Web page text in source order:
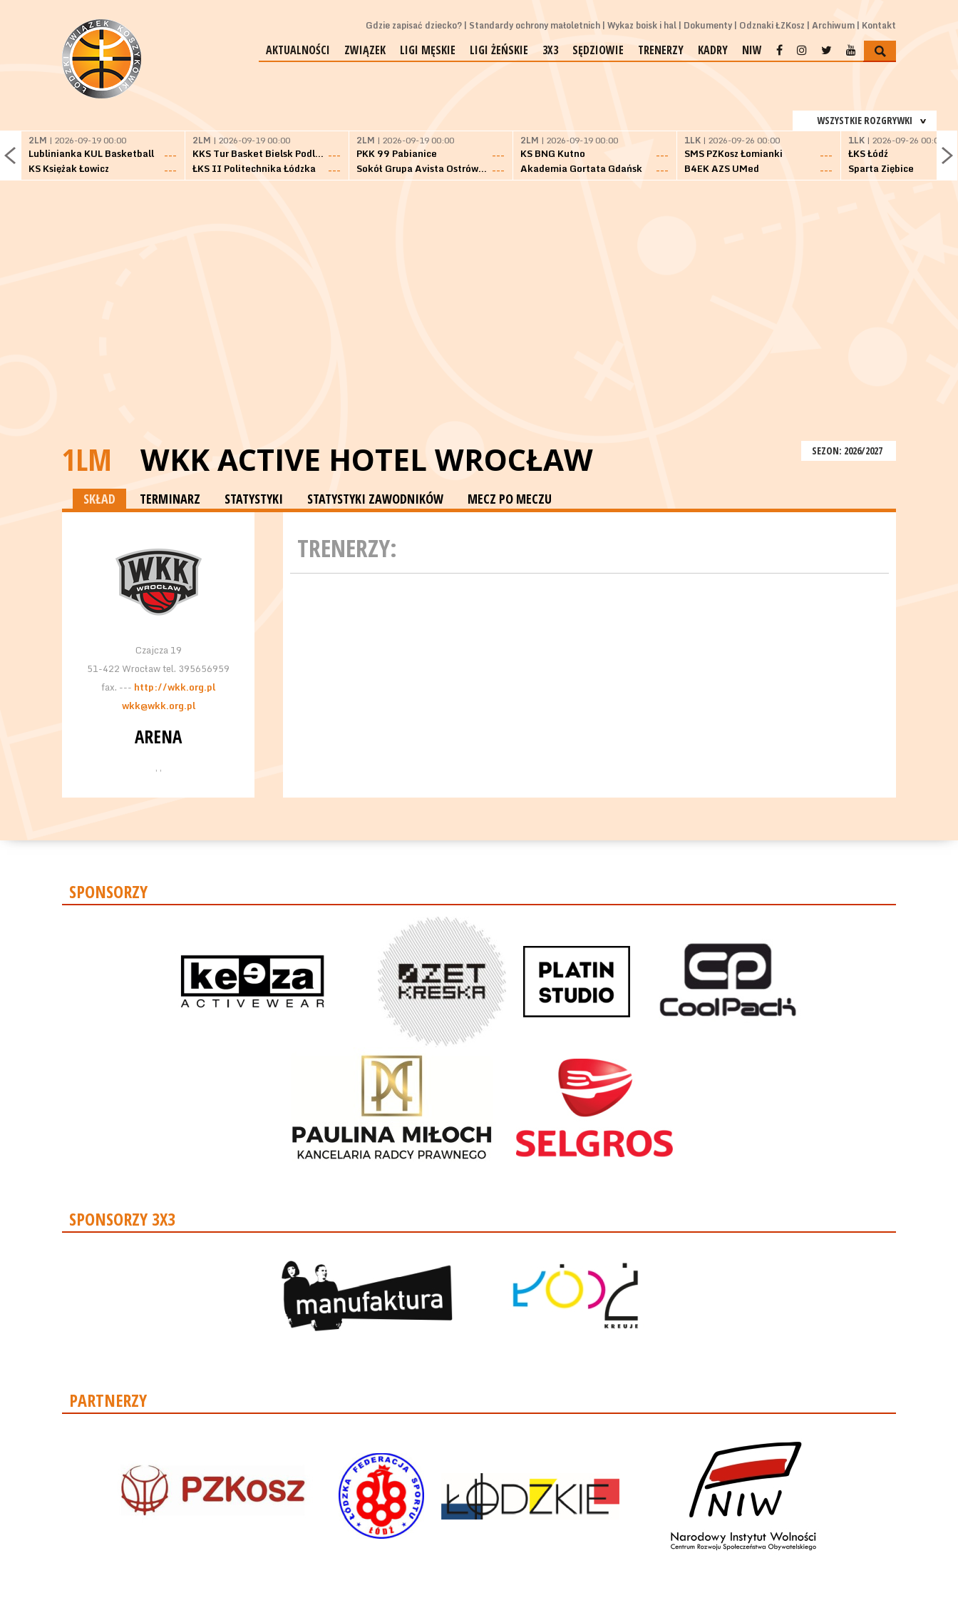
Gdzie zapisać dziecko? Standardy ochrony małoletnich Wykaz boisk i hal Dokumenty Odznaki ŁZKosz Archiwum Kontakt
AKTUALNOŚCI ZWIĄZEK LIGI MĘSKIE LIGI ŻEŃSKIE 3X3 SĘDZIOWIE TRENERZY KADRY NIW
WSZYSTKIE ROZGRYWKI
2LM | 2026-09-19 00:00
Lublinianka KUL Basketball
---
KS Księżak Łowicz
---
2LM | 2026-09-19 00:00
KKS Tur Basket Bielsk Podlaski ---
ŁKS II Politechnika Łódzka
---
2LM | 2026-09-19 00:00
PKK 99 Pabianice
---
Sokół Grupa Avista Ostrów Maz. ---
2LM | 2026-09-19 00:00
KS BNG Kutno
---
Akademia Gortata Gdańsk
---
1LK | 2026-09-26 00:00
SMS PZKosz Łomianki
---
B4EK AZS UMed
---
1LK | 2026-09-26 00:00
ŁKS Łódź
Sparta Ziębice
SEZON: 2026/2027
1LM WKK ACTIVE HOTEL WROCŁAW
SKŁAD TERMINARZ STATYSTYKI STATYSTYKI ZAWODNIKÓW MECZ PO MECZU
Czajcza 19
51-422 Wrocław tel. 395656959
fax. --- http://wkk.org.pl
wkk@wkk.org.pl
ARENA
, ,
TRENERZY:
SPONSORZY
SPONSORZY 3X3
PARTNERZY